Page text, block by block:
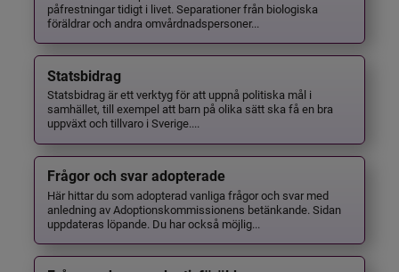
påfrestningar tidigt i livet. Separationer från biologiska
föräldrar och andra omvårdnadspersoner...
Statsbidrag
Statsbidrag är ett verktyg för att uppnå politiska mål i
samhället, till exempel att barn på olika sätt ska få en bra
uppväxt och tillvaro i Sverige....
Frågor och svar adopterade
Här hittar du som adopterad vanliga frågor och svar med
anledning av Adoptionskommissionens betänkande. Sidan
uppdateras löpande. Du har också möjlig...